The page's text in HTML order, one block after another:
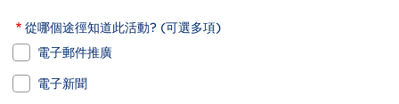
從哪個途徑知道此活動? (可選多項)
電子郵件推廣
電子新聞